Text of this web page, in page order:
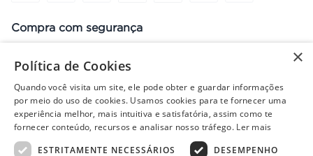
Compra com segurança
Preços, promoções, condições de pagamento e frete válidos apenas
para compras no site. Em caso de divergência, prevalece o valor do
carrinho no fechamento do pedido. Vendas sujeitas à análise e
×
Política de Cookies
Quando você visita um site, ele pode obter e guardar informações
por meio do uso de cookies. Usamos cookies para te fornecer uma
experiência melhor, mais intuitiva e satisfatória, assim como te
fornecer conteúdo, recursos e analisar nosso tráfego. Ler mais
ESTRITAMENTE NECESSÁRIOS
DESEMPENHO